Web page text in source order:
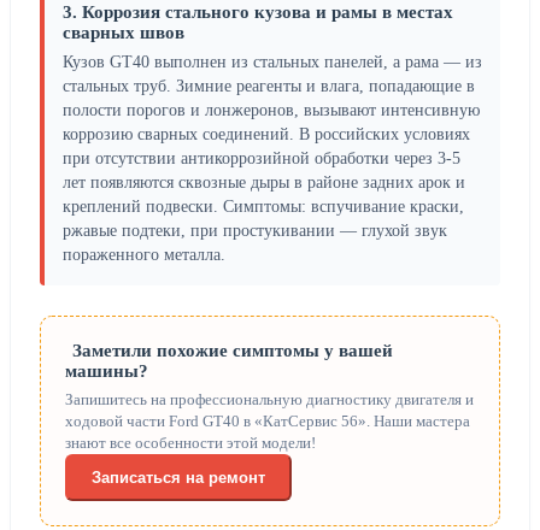
3. Коррозия стального кузова и рамы в местах
сварных швов
Кузов GT40 выполнен из стальных панелей, а рама — из
стальных труб. Зимние реагенты и влага, попадающие в
полости порогов и лонжеронов, вызывают интенсивную
коррозию сварных соединений. В российских условиях
при отсутствии антикоррозийной обработки через 3-5
лет появляются сквозные дыры в районе задних арок и
креплений подвески. Симптомы: вспучивание краски,
ржавые подтеки, при простукивании — глухой звук
пораженного металла.
Заметили похожие симптомы у вашей
машины?
Запишитесь на профессиональную диагностику двигателя и
ходовой части Ford GT40 в «КатСервис 56». Наши мастера
знают все особенности этой модели!
Записаться на ремонт